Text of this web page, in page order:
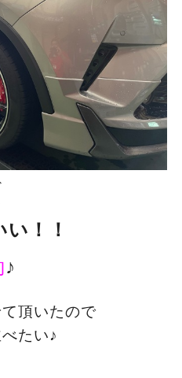
！！
♪
て頂いたので
たい♪